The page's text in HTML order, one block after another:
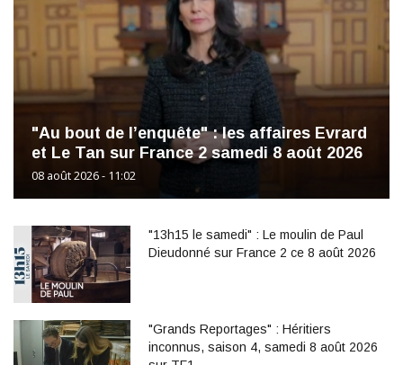
"Au bout de l’enquête" : les affaires Evrard
et Le Tan sur France 2 samedi 8 août 2026
08 août 2026 - 11:02
"13h15 le samedi" : Le moulin de Paul
Dieudonné sur France 2 ce 8 août 2026
"Grands Reportages" : Héritiers
inconnus, saison 4, samedi 8 août 2026